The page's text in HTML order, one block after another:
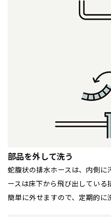
部品を外して洗う
蛇腹状の排水ホースは、内側に
ースは床下から飛び出してい
簡単に外せますので、定期的に